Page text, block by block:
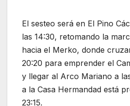
El sesteo será en El Pino
las 14:30, retomando la
hacia el Merko, donde
20:20 para emprender el
y llegar al Arco Mariano a
a la Casa Hermandad está
23:15.